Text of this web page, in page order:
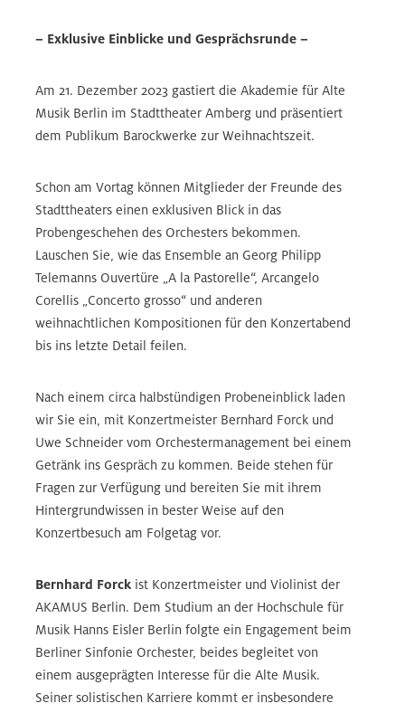
– Exklusive Einblicke und Gesprächsrunde –
Am 21. Dezember 2023 gastiert die Akademie für Alte
Musik Berlin im Stadttheater Amberg und präsentiert
dem Publikum Barockwerke zur Weihnachtszeit.
Schon am Vortag können Mitglieder der Freunde des
Stadttheaters einen exklusiven Blick in das
Probengeschehen des Orchesters bekommen.
Lauschen Sie, wie das Ensemble an Georg Philipp
Telemanns Ouvertüre „A la Pastorelle“, Arcangelo
Corellis „Concerto grosso“ und anderen
weihnachtlichen Kompositionen für den Konzertabend
bis ins letzte Detail feilen.
Nach einem circa halbstündigen Probeneinblick laden
wir Sie ein, mit Konzertmeister Bernhard Forck und
Uwe Schneider vom Orchestermanagement bei einem
Getränk ins Gespräch zu kommen. Beide stehen für
Fragen zur Verfügung und bereiten Sie mit ihrem
Hintergrundwissen in bester Weise auf den
Konzertbesuch am Folgetag vor.
Bernhard Forck ist Konzertmeister und Violinist der
AKAMUS Berlin. Dem Studium an der Hochschule für
Musik Hanns Eisler Berlin folgte ein Engagement beim
Berliner Sinfonie Orchester, beides begleitet von
einem ausgeprägten Interesse für die Alte Musik.
Seiner solistischen Karriere kommt er insbesondere